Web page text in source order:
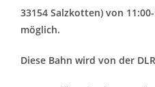
33154 Salzkotten) von
möglich.
Diese Bahn wird von der